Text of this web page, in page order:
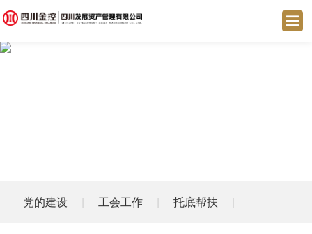
党的建设 | 工会工作 | 托底帮扶 |